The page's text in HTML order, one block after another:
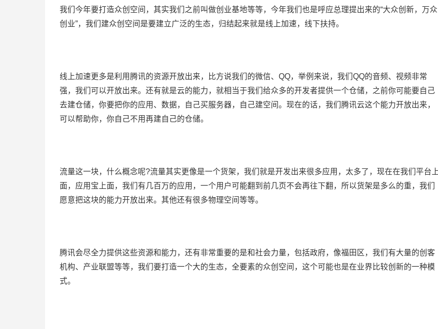
我们今年要打造众创空间，其实我们之前叫做创业基地等等，今年我们也是呼应总理提出来的“大众创新，万众
创业”，我们建众创空间是要建立广泛的生态，归结起来就是线上加速，线下扶持。
线上加速更多是利用腾讯的资源开放出来，比方说我们的微信、QQ，举例来说，我们QQ的音频、视频非常
强，我们可以开放出来。还有就是云的能力，就相当于我们给众多的开发者提供一个仓储，之前你可能要自己
去建仓储，你要把你的应用、数据，自己买服务器，自己建空间。现在的话，我们腾讯云这个能力开放出来，
可以帮助你，你自己不用再建自己的仓储。
流量这一块，什么概念呢?流量其实更像是一个货架，我们就是开发出来很多应用，太多了，现在在我们平台
面，应用宝上面，我们有几百万的应用，一个用户可能翻到前几页不会再往下翻，所以货架是多么的重，我们
愿意把这块的能力开放出来。其他还有很多物理空间等等。
腾讯会尽全力提供这些资源和能力，还有非常重要的是和社会力量，包括政府，像福田区，我们有大量的创客
机构、产业联盟等等，我们要打造一个大的生态，全要素的众创空间，这个可能也是在业界比较创新的一种模
式。